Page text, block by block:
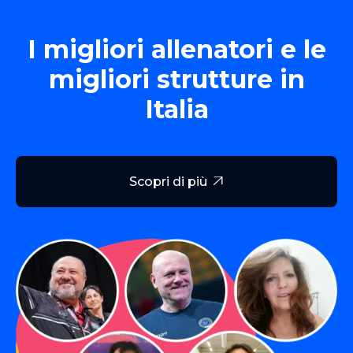
I migliori allenatori e le
migliori strutture in
Italia
Scopri di più 